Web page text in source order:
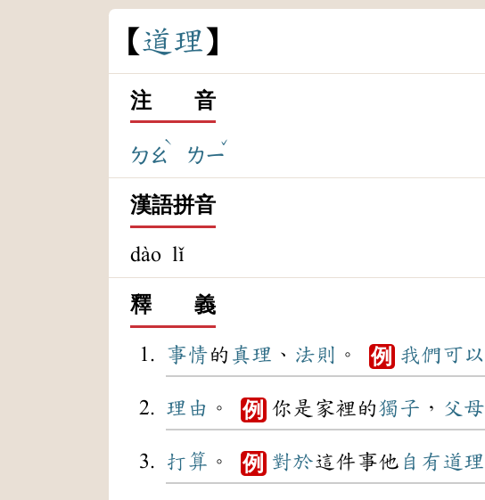
道理
注 音
ㄉㄠ
ˋ
ㄌㄧ
ˇ
漢語拼音
dào lǐ
釋 義
事情的 真理 、 法則 。 例 我們可以
理由 。 例 你是家裡的獨子 ， 父母
打算 。 例 對於這件事他 自有道理